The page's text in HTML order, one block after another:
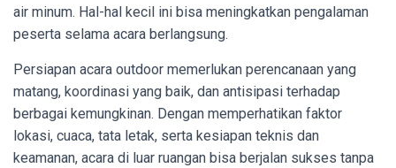
air minum. Hal-hal kecil ini bisa meningkatkan pengalaman
peserta selama acara berlangsung.
Persiapan acara outdoor memerlukan perencanaan yang
matang, koordinasi yang baik, dan antisipasi terhadap
berbagai kemungkinan. Dengan memperhatikan faktor
lokasi, cuaca, tata letak, serta kesiapan teknis dan
keamanan, acara di luar ruangan bisa berjalan sukses tanpa